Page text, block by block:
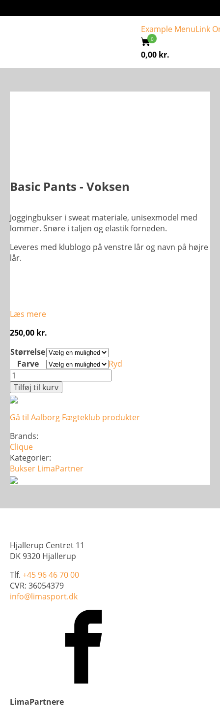
Example MenuLink
0,00 kr.
Basic Pants - Voksen
Joggingbukser i sweat materiale, unisexmodel med
lommer. Snøre i taljen og elastik forneden.
Leveres med klublogo på venstre lår og navn på højre
lår.
Læs mere
250,00 kr.
Størrelse
Farve
Ryd
Basic
Pants
-
Voksen
antal
Tilføj til kurv
Gå til Aalborg Fægteklub produkter
Brands:
Clique
Kategorier:
Bukser LimaPartner
Hjallerup Centret 11
DK 9320 Hjallerup
Tlf. +45 96 46 70 00
CVR: 36054379
info@limasport.dk
LimaPartnere